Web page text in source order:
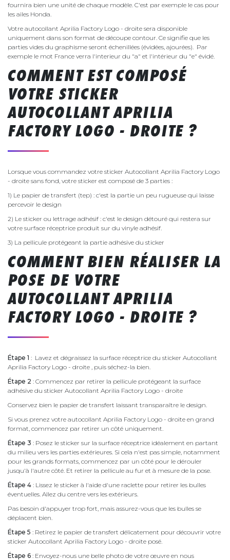
fournira bien une unité de chaque modèle. C'est par exemple le cas pour
les ailes Honda.
Votre autocollant Aprilia Factory Logo - droite sera disponible
uniquement dans son format de découpe contour. Ce signifie que les
parties vides du graphisme seront échenillées (évidées, ajourées). Par
exemple le mot France verra l'interieur du "a" et l'intérieur du "e" évidé.
COMMENT EST COMPOSÉ
VOTRE STICKER
AUTOCOLLANT APRILIA
FACTORY LOGO - DROITE ?
Lorsque vous commandez votre sticker Autocollant Aprilia Factory Logo
- droite sans fond, votre sticker est composé de 3 parties :
1) Le papier de transfert (tep) : c'est la partie un peu rugueuse qui laisse
percevoir le design
2) Le sticker ou lettrage adhésif : c'est le design détouré qui restera sur
votre surface réceptrice produit sur du vinyle adhésif.
3) La pellicule protégeant la partie adhésive du sticker
COMMENT BIEN RÉALISER LA
POSE DE VOTRE
AUTOCOLLANT APRILIA
FACTORY LOGO - DROITE ?
Étape 1 : Lavez et dégraissez la surface réceptrice du sticker Autocollant
Aprilia Factory Logo - droite , puis séchez-la bien.
Étape 2 : Commencez par retirer la pellicule protégeant la surface
adhésive du sticker Autocollant Aprilia Factory Logo - droite
Conservez bien le papier de transfert laissant transparaître le design.
Si vous prenez votre autocollant Aprilia Factory Logo - droite en grand
format, commencez par retirer un côté uniquement.
Étape 3 : Posez le sticker sur la surface réceptrice idéalement en partant
du milieu vers les parties extérieures. Si cela n'est pas simple, notamment
pour les grands formats, commencez par un côté pour le dérouler
jusqu'à l'autre côté. Et retirer la pellicule au fur et à mesure de la pose.
Étape 4 : Lissez le sticker à l'aide d'une raclette pour retirer les bulles
éventuelles. Allez du centre vers les extérieurs.
Pas besoin d'appuyer trop fort, mais assurez-vous que les bulles se
déplacent bien.
Étape 5 : Retirez le papier de transfert délicatement pour découvrir votre
sticker Autocollant Aprilia Factory Logo - droite posé.
Étape 6 : Envoyez-nous une belle photo de votre œuvre en nous